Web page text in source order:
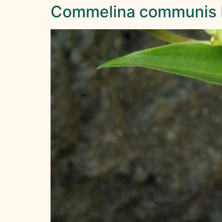
Commelina communis